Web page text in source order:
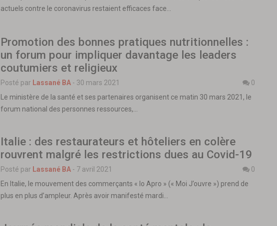
actuels contre le coronavirus restaient efficaces face…
Promotion des bonnes pratiques nutritionnelles :
un forum pour impliquer davantage les leaders
coutumiers et religieux
Posté par Lassané BA - 30 mars 2021
0
Le ministère de la santé et ses partenaires organisent ce matin 30 mars 2021, le
forum national des personnes ressources,…
Italie : des restaurateurs et hôteliers en colère
rouvrent malgré les restrictions dues au Covid-19
Posté par Lassané BA - 7 avril 2021
0
En Italie, le mouvement des commerçants « Io Apro » (« Moi J’ouvre ») prend de
plus en plus d’ampleur. Après avoir manifesté mardi…